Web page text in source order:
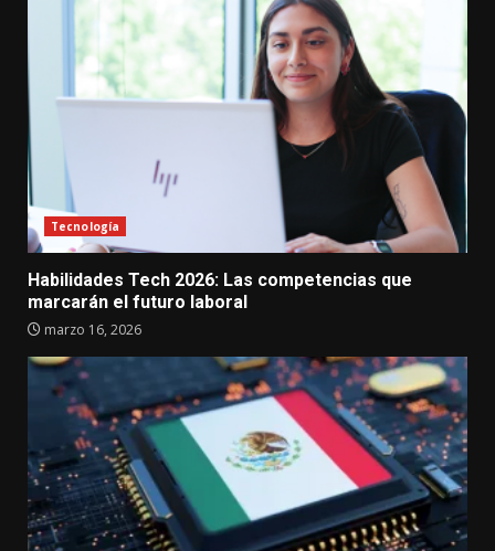
Tecnología
Habilidades Tech 2026: Las competencias que
marcarán el futuro laboral
marzo 16, 2026